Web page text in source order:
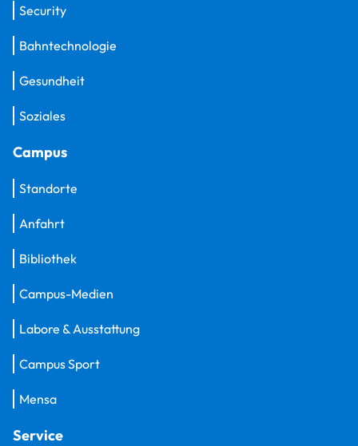
Security
Bahntechnologie
Gesundheit
Soziales
Campus
Standorte
Anfahrt
Bibliothek
Campus-Medien
Labore & Ausstattung
Campus Sport
Mensa
Service